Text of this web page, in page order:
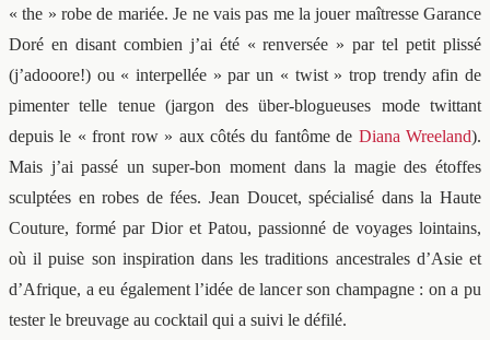
« the » robe de mariée. Je ne vais pas me la jouer maîtresse Garance
Doré en disant combien j’ai été « renversée » par tel petit plissé
(j’adooore!) ou « interpellée » par un « twist » trop trendy afin de
pimenter telle tenue (jargon des über-blogueuses mode twittant
depuis le « front row » aux côtés du fantôme de Diana Wreeland).
Mais j’ai passé un super-bon moment dans la magie des étoffes
sculptées en robes de fées. Jean Doucet, spécialisé dans la Haute
Couture, formé par Dior et Patou, passionné de voyages lointains,
où il puise son inspiration dans les traditions ancestrales d’Asie et
d’Afrique, a eu également l’idée de lancer son champagne : on a pu
tester le breuvage au cocktail qui a suivi le défilé.